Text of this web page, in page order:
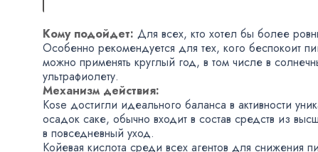
Кому подойдет: Для всех, кто хотел бы более
Особенно рекомендуется для тех, кого беспокоит
можно применять круглый год, в том числе в
ультрафиолету.
Механизм действия:
Kose достигли идеального баланса в активности
осадок саке, обычно входит в состав средств из
в повседневный уход.
Койевая кислота среди всех агентов для снижения